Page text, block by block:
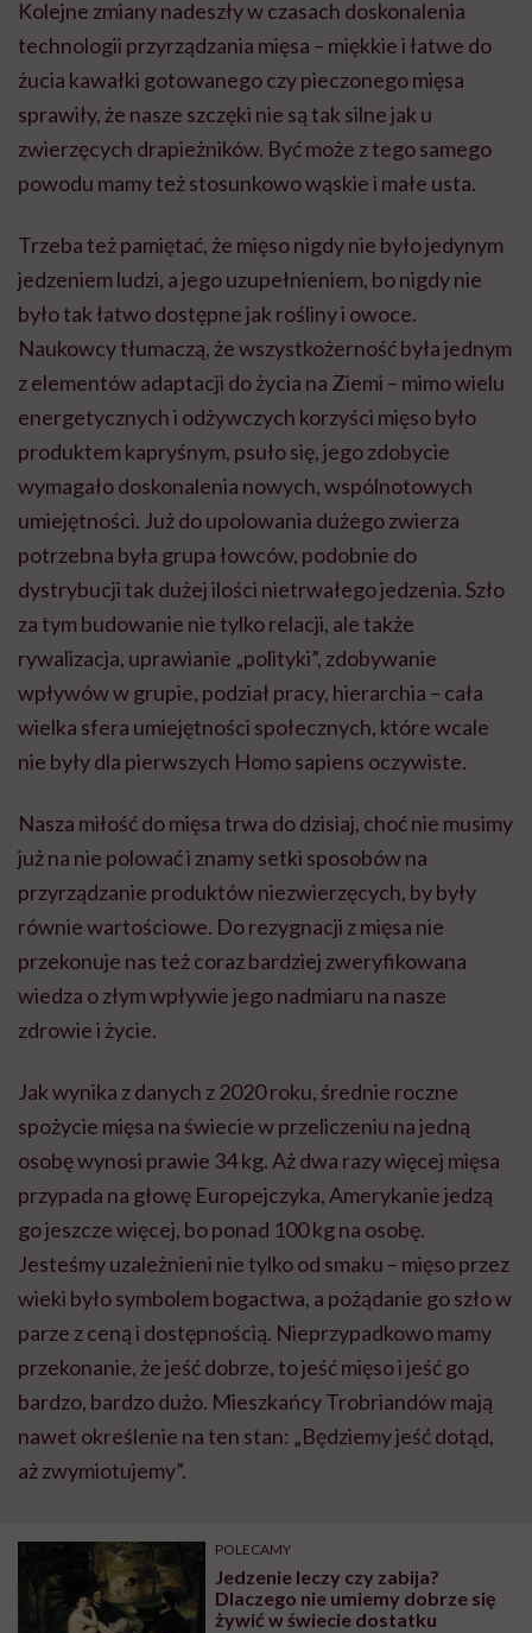
Kolejne zmiany nadeszły w czasach doskonalenia
technologii przyrządzania mięsa – miękkie i łatwe do
żucia kawałki gotowanego czy pieczonego mięsa
sprawiły, że nasze szczęki nie są tak silne jak u
zwierzęcych drapieżników. Być może z tego samego
powodu mamy też stosunkowo wąskie i małe usta.
Trzeba też pamiętać, że mięso nigdy nie było jedynym
jedzeniem ludzi, a jego uzupełnieniem, bo nigdy nie
było tak łatwo dostępne jak rośliny i owoce.
Naukowcy tłumaczą, że wszystkożerność była jednym
z elementów adaptacji do życia na Ziemi – mimo wielu
energetycznych i odżywczych korzyści mięso było
produktem kapryśnym, psuło się, jego zdobycie
wymagało doskonalenia nowych, wspólnotowych
umiejętności. Już do upolowania dużego zwierza
potrzebna była grupa łowców, podobnie do
dystrybucji tak dużej ilości nietrwałego jedzenia. Szło
za tym budowanie nie tylko relacji, ale także
rywalizacja, uprawianie „polityki”, zdobywanie
wpływów w grupie, podział pracy, hierarchia – cała
wielka sfera umiejętności społecznych, które wcale
nie były dla pierwszych Homo sapiens oczywiste.
Nasza miłość do mięsa trwa do dzisiaj, choć nie musimy
już na nie polować i znamy setki sposobów na
przyrządzanie produktów niezwierzęcych, by były
równie wartościowe. Do rezygnacji z mięsa nie
przekonuje nas też coraz bardziej zweryfikowana
wiedza o złym wpływie jego nadmiaru na nasze
zdrowie i życie.
Jak wynika z danych z 2020 roku, średnie roczne
spożycie mięsa na świecie w przeliczeniu na jedną
osobę wynosi prawie 34 kg. Aż dwa razy więcej mięsa
przypada na głowę Europejczyka, Amerykanie jedzą
go jeszcze więcej, bo ponad 100 kg na osobę.
Jesteśmy uzależnieni nie tylko od smaku – mięso przez
wieki było symbolem bogactwa, a pożądanie go szło w
parze z ceną i dostępnością. Nieprzypadkowo mamy
przekonanie, że jeść dobrze, to jeść mięso i jeść go
bardzo, bardzo dużo. Mieszkańcy Trobriandów mają
nawet określenie na ten stan: „Będziemy jeść dotąd,
aż zwymiotujemy”.
POLECAMY
Jedzenie leczy czy zabija?
Dlaczego nie umiemy dobrze się
żywić w świecie dostatku